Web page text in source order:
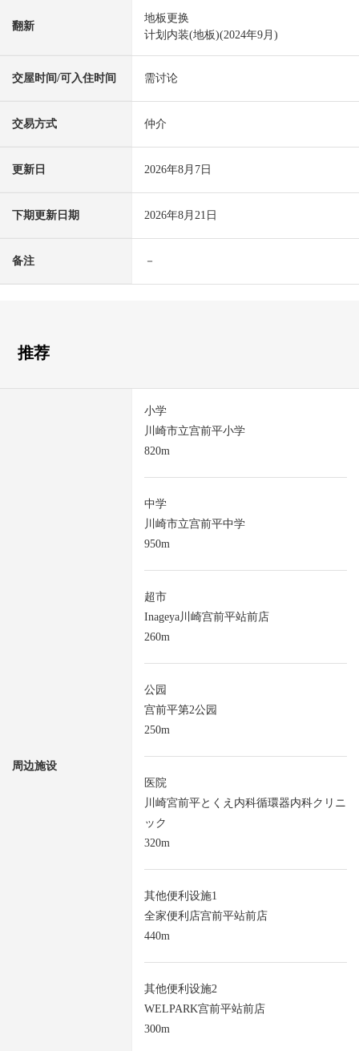
翻新
地板更换
计划内装(地板)(2024年9月)
交屋时间/可入住时间 需讨论
交易方式 仲介
更新日 2026年8月7日
下期更新日期 2026年8月21日
备注 －
推荐
周边施设
小学
川崎市立宫前平小学
820m
中学
川崎市立宫前平中学
950m
超市
Inageya川崎宫前平站前店
260m
公园
宫前平第2公园
250m
医院
川崎宮前平とくえ内科循環器内科クリニ
ック
320m
其他便利设施1
全家便利店宫前平站前店
440m
其他便利设施2
WELPARK宫前平站前店
300m